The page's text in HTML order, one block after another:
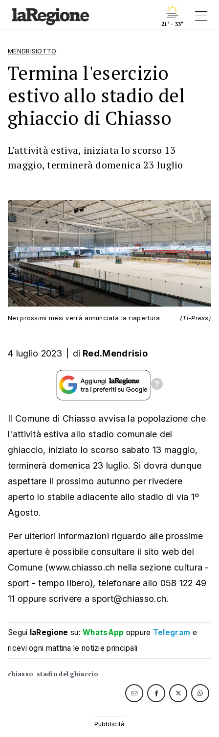
21° - 33°
MENDRISIOTTO
Termina l'esercizio
estivo allo stadio del
ghiaccio di Chiasso
L'attività estiva, iniziata lo scorso 13
maggio, terminerà domenica 23 luglio
Nei prossimi mesi verrà annunciata la riapertura (Ti-Press)
4 luglio 2023 di Red.Mendrisio
Il Comune di Chiasso avvisa la popolazione che
l'attività estiva allo stadio comunale del
ghiaccio, iniziato lo scorso sabato 13 maggio,
terminerà domenica 23 luglio. Si dovrà dunque
aspettare il prossimo autunno per rivedere
aperto lo stabile adiacente allo stadio di via 1º
Agosto.
Per ulteriori informazioni riguardo alle prossime
aperture è possibile consultare il sito web del
Comune (www.chiasso.ch nella sezione cultura -
sport - tempo libero), telefonare allo 058 122 49
11 oppure scrivere a sport@chiasso.ch.
Segui laRegione su:WhatsApp oppure Telegram e
ricevi ogni mattina le notizie principali
chiasso stadio del ghiaccio